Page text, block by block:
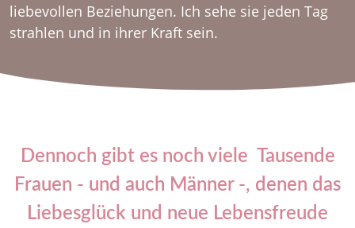
liebevollen Beziehungen. Ich sehe sie jeden Tag
strahlen und in ihrer Kraft sein.
Dennoch gibt es noch viele Tausende
Frauen - und auch Männer -, denen das
Liebesglück und neue Lebensfreude